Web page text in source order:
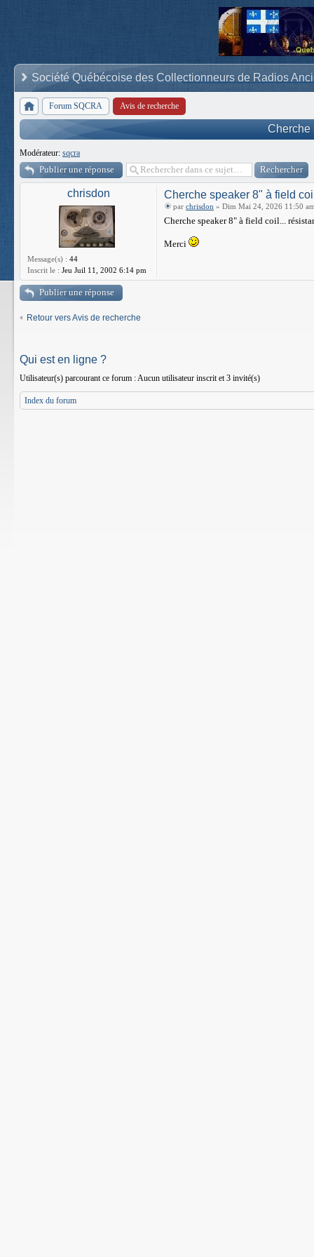
Société Québécoise des Collectionneurs de Radios
Forum SQCRA Avis de recherche
Cherche
Modérateur: sqcra
Publier une réponse
chrisdon
Message(s) : 44
Inscrit le : Jeu Juil 11, 2002 6:14 pm
Cherche speaker 8" à field
par chrisdon » Dim Mai 24, 2026 11:50
Cherche speaker 8" à field coil...
Merci
Publier une réponse
Retour vers Avis de recherche
Qui est en ligne ?
Utilisateur(s) parcourant ce forum : Aucun utilisateur inscrit et 3 invité(s)
Index du forum